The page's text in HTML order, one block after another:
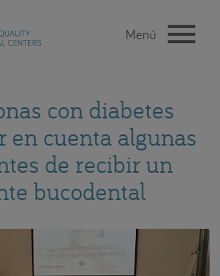
con diabetes
en cuenta algunas
de recibir un
bucodental